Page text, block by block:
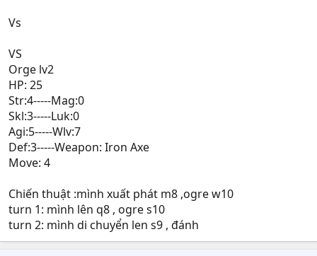
Vs
VS
Orge lv2
HP: 25
Str:4-----Mag:0
Skl:3-----Luk:0
Agi:5-----Wlv:7
Def:3-----Weapon: Iron Axe
Move: 4
Chiến thuật :mình xuất phát m8 ,ogre w10
turn 1: mình lên q8 , ogre s10
turn 2: mình di chuyển len s9 , đánh